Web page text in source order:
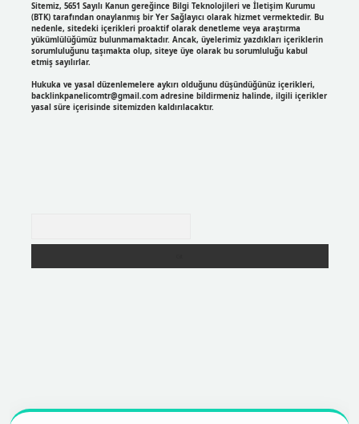
Sitemiz, 5651 Sayılı Kanun gereğince Bilgi Teknolojileri ve İletişim Kurumu
(BTK) tarafından onaylanmış bir Yer Sağlayıcı olarak hizmet vermektedir. Bu
nedenle, sitedeki içerikleri proaktif olarak denetleme veya araştırma
yükümlülüğümüz bulunmamaktadır. Ancak, üyelerimiz yazdıkları içeriklerin
sorumluluğunu taşımakta olup, siteye üye olarak bu sorumluluğu kabul
etmiş sayılırlar.
Hukuka ve yasal düzenlemelere aykırı olduğunu düşündüğünüz içerikleri,
backlinkpanelicomtr@gmail.comadresine bildirmeniz halinde, ilgili içerikler
yasal süre içerisinde sitemizden kaldırılacaktır.